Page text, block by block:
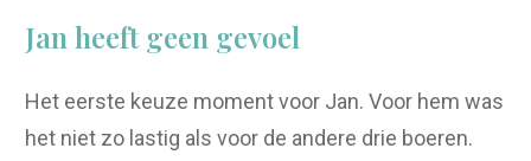
Jan heeft geen gevoel
Het eerste keuze moment voor Jan. Voor hem was
het niet zo lastig als voor de andere drie boeren.